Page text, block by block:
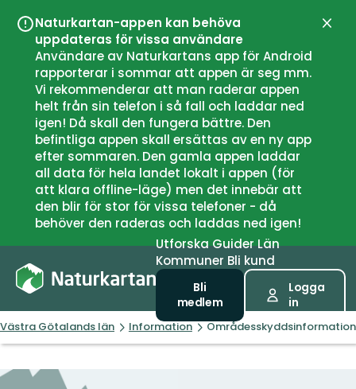
Naturkartan-appen kan behöva
uppdateras för vissa användare
Användare av Naturkartans app för Android
rapporterar i sommar att appen är seg mm.
Vi rekommenderar att man raderar appen
helt från sin telefon i så fall och laddar ned
igen! Då skall den fungera bättre. Den
befintliga appen skall ersättas av en ny app
efter sommaren. Den gamla appen laddar
all data för hela landet lokalt i appen (för
att klara offline-läge) men det innebär att
den blir för stor för vissa telefoner - då
behöver den raderas och laddas ned igen!
UtforskaGuiderLän
Kommuner Bli kund
Bli
medlem
Logga
in
Västra Götalands län Information